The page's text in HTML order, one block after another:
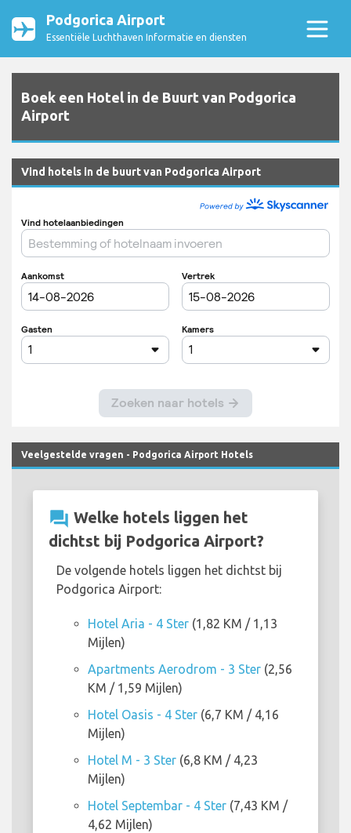
Podgorica Airport
Essentiële Luchthaven Informatie en diensten
Boek een Hotel in de Buurt van Podgorica
Airport
Vind hotels in de buurt van Podgorica Airport
Veelgestelde vragen - Podgorica Airport Hotels
question_answer Welke hotels liggen het
dichtst bij Podgorica Airport?
De volgende hotels liggen het dichtst bij
Podgorica Airport:
Hotel Aria - 4 Ster (1,82 KM / 1,13
Mijlen)
Apartments Aerodrom - 3 Ster (2,56
KM / 1,59 Mijlen)
Hotel Oasis - 4 Ster (6,7 KM / 4,16
Mijlen)
Hotel M - 3 Ster (6,8 KM / 4,23
Mijlen)
Hotel Septembar - 4 Ster (7,43 KM /
4,62 Mijlen)